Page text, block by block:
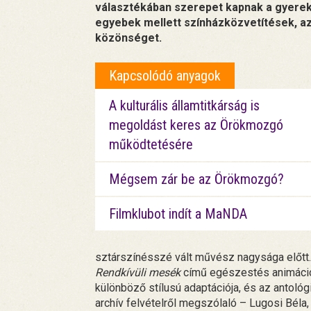
választékában szerepet kapnak a
egyebek mellett színházközvetítések,
közönséget.
Kapcsolódó anyagok
A kulturális államtitkárság is
megoldást keres az Örökmozgó
működtetésére
Mégsem zár be az Örökmozgó?
Filmklubot indít a MaNDA
sztárszínésszé vált művész nagysága
Rendkívüli mesékcímű egészestés
különböző stílusú adaptációja, és az
archív felvételről megszólaló – Lugosi Béla,